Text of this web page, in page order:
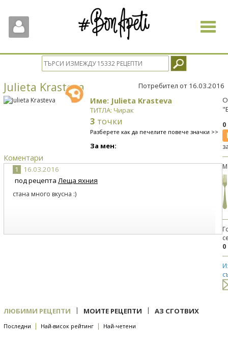
Toggle
Julieta Krasteva Потребител от 16.03.2016
Име: Julieta Krasteva
ТИТЛА: Чирак
3 точки
Разберете как да печелите повече значки >>
За мен:
Коментари
1
16.03.2016
под рецепта Леща яхния
стана много вкусна :)
0
ЛЮБИМИ РЕЦЕПТИ | МОИТЕ РЕЦЕПТИ | АЗ СГОТВИХ
Последни | Най-висок рейтинг | Най-четени